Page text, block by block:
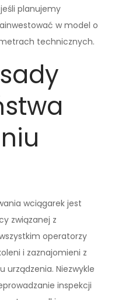
planujemy
w model o
technicznych.
wciągarek jest
związanej z
operatorzy
i zaznajomieni z
urządzenia. Niezwykle
inspekcji